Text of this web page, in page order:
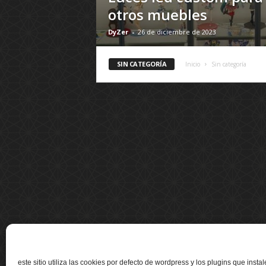
este sitio utiliza las cookies por defecto de wordpress y los plugins que
otros muebles
DyZer - 26 de diciembre de 2023
SIN CATEGORÍA Inicio Sin categoría